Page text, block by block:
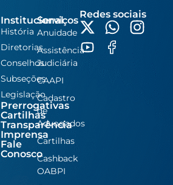
Institucional
História
Diretorias
Conselhos
Subseções
Legislação
Prerrogativas
Cartilhas
Transparência
Imprensa
Fale
Conosco
Serviços
Anuidade
Assistência
Judiciária
CAAPI
Cadastro
de
Advogados
Cartilhas
Cashback
OABPI
Redes sociais